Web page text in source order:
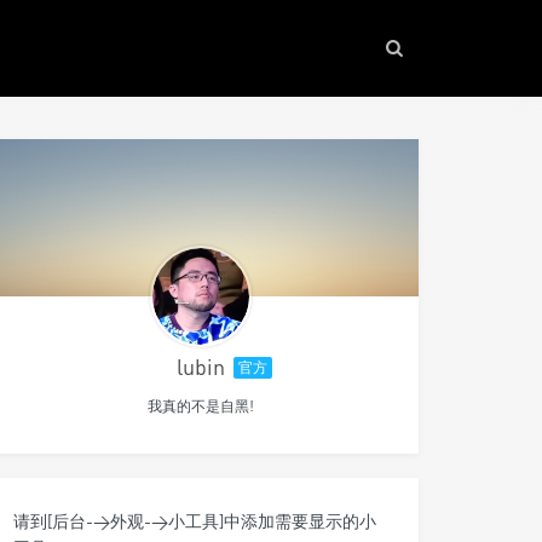
lubin 官方
我真的不是自黑!
请到[后台->外观->小工具]中添加需要显示的小